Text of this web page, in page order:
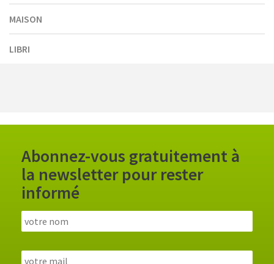
MAISON
LIBRI
Abonnez-vous gratuitement à
la newsletter pour rester
informé